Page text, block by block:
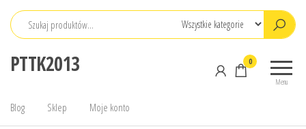
Przejdź
PTTK2013
Menu
0
Blog Sklep Moje konto